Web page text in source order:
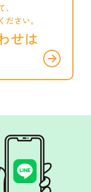
ださい。
せは